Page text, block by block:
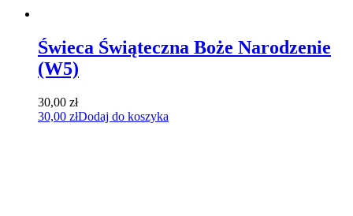
Świeca Świąteczna Boże Narodzenie
(W5)
30,00 zł
30,00 złDodaj do koszyka